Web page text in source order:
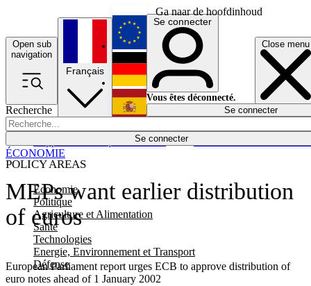
Ga naar de hoofdinhoud
Open sub
navigation
Close menu
Recherche
Se connecter
POLICY AREAS
Economie
Politique
Agriculture et Alimentation
Santé
Technologies
Energie, Environnement et Transport
Défense
Économie
Français
English
Deutsch
Español
Se connecter
Vous êtes déconnecté.
Se connecter
MEPs want earlier distribution
of euros
European Parliament report urges ECB to approve distribution of
euro notes ahead of 1 January 2002
ÉCONOMIE